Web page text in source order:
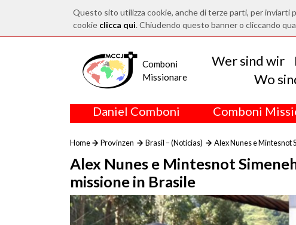
Questo sito utilizza cookie, anche di terze parti, per inviarti
cookie clicca qui. Chiudendo questo banner o cliccando
Comboni
Missionare
Wer sind wir
Wo
Daniel Comboni Comboni
Home Provinzen Brasil – (Notícias) Alex Nunes e Mintesnot
Alex Nunes e Mintesnot
missione in Brasile